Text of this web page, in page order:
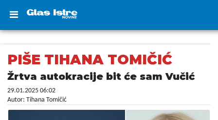
PIŠE TIHANA TOMIČIĆ
Žrtva autokracije bit će sam Vučić
29.01.2025 06:02
Autor: Tihana Tomičić